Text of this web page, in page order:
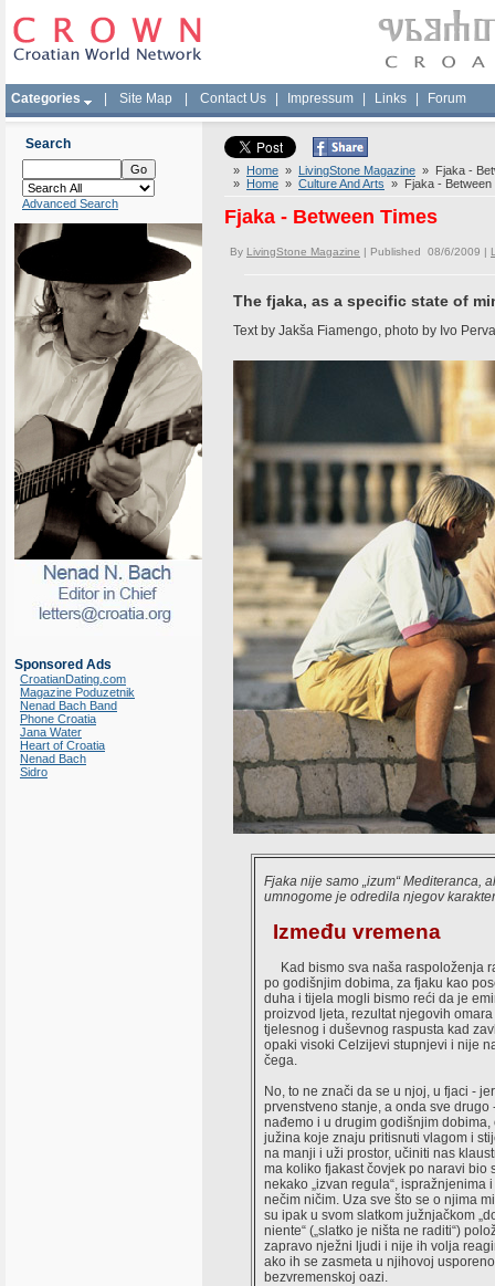
Categories Site Map Contact Us Impressum Links Forum
Search
Advanced Search
Sponsored Ads
CroatianDating.com
Magazine Poduzetnik
Nenad Bach Band
Phone Croatia
Jana Water
Heart of Croatia
Nenad Bach
Sidro
» Home » LivingStone Magazine » Fjaka -
» Home » Culture And Arts » Fjaka - Between
Fjaka - Between Times
By LivingStone Magazine | Published 08/6/2009 |
The fjaka, as a specific state of
Text by Jakša Fiamengo, photo by Ivo
Fjaka nije samo „izum“ Mediteranca,
umnogome je odredila njegov karakter
Između vremena
Kad bismo sva naša raspoloženja
po godišnjim dobima, za fjaku kao
duha i tijela mogli bismo reći da je
proizvod ljeta, rezultat njegovih
tjelesnog i duševnog raspusta kad
opaki visoki Celzijevi stupnjevi i nije
čega.
No, to ne znači da se u njoj, u fjaci -
prvenstveno stanje, a onda sve drugo
nađemo i u drugim godišnjim dobima,
južina koje znaju pritisnuti vlagom i
na manji i uži prostor, učiniti nas
ma koliko fjakast čovjek po naravi bio
nekako „izvan regula“, ispražnjenima
nečim ničim. Uza sve što se o njima
su ipak u svom slatkom južnjačkom
niente“ („slatko je ništa ne raditi“)
zapravo nježni ljudi i nije ih volja
ako ih se zasmeta u njihovoj
bezvremenskoj oazi.